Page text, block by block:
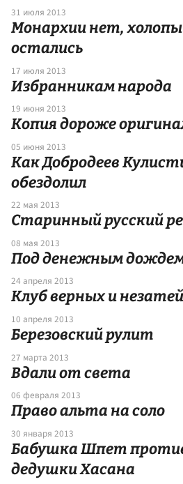
31 июля 2013
Монархии нет, холопы
остались
17 июля 2013
Избранникам народа
19 июня 2013
Копия дороже
05 июня 2013
Как Добродеев
обездолил
22 мая 2013
Старинный русский
08 мая 2013
Под денежным
24 апреля 2013
Клуб верных и
10 апреля 2013
Березовский рулит
27 марта 2013
Вдали от света
06 февраля 2013
Право альта на соло
30 января 2013
Бабушка Шпет
дедушки Хасана